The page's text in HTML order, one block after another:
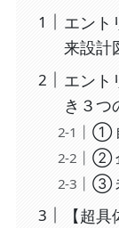
エント
来設計
エント
き３つ
①
②
③
【超